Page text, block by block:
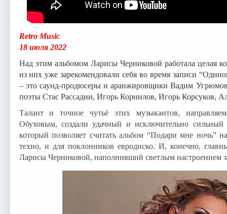
Retro Music
18 июля 2022
Над этим альбомом Ларисы Черниковой работала целая
из них уже зарекомендовали себя во время записи
– это саунд-продюсеры и аранжировщики Вадим
поэты Стас Рассадин, Игорь Корнилов, Игорь
Талант и точное чутьё этих музыкантов,
Обуховым, создали удачный и исключительно
который позволяет считать альбом “Подари мне ночь”
техно, и для поклонников евродиско. И, конечно,
Ларисы Черниковой, наполнивший светлым настроением